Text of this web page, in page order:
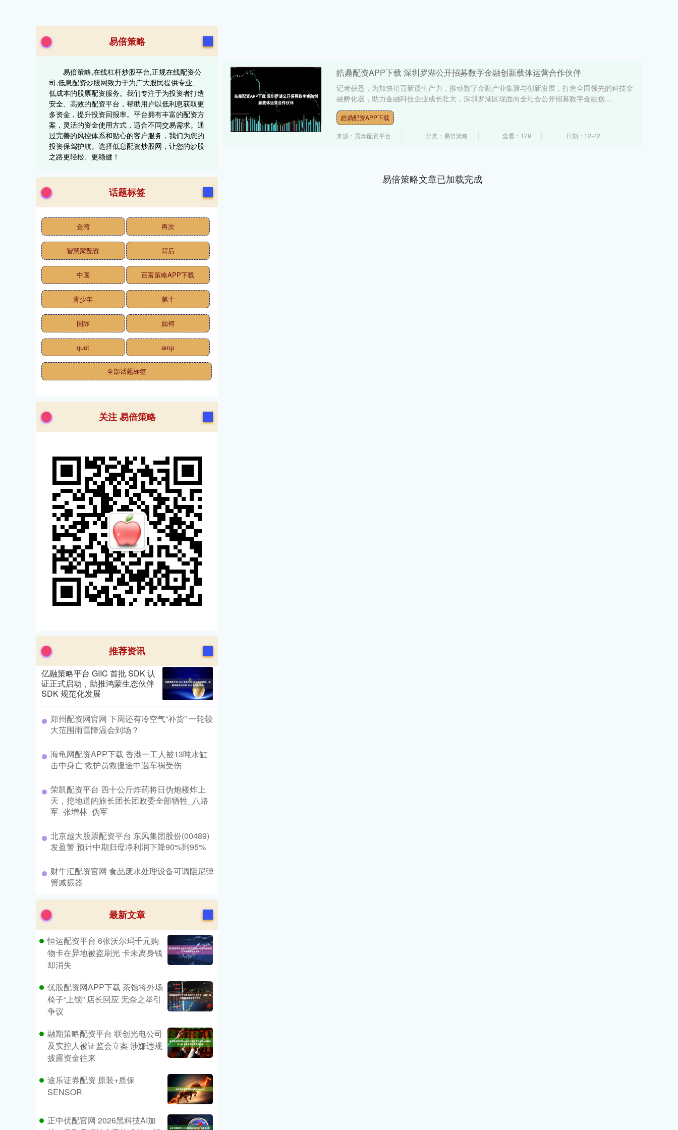
皓鼎配资APP下载 深圳罗湖公开招募数字金融创新载体运营合作伙伴
记者获悉，为加快培育新质生产力，推动数字金融产业集聚与创新发展，打造全国领先的科技金
融孵化器，助力金融科技企业成长壮大，深圳罗湖区现面向全社会公开招募数字金融创....
皓鼎配资APP下载
来源：震烨配资平台 分类：易倍策略 查看：129 日期：12-22
易倍策略文章已加载完成
易倍策略
易倍策略,在线杠杆炒股平台,正规在线配资公
司,低息配资炒股网致力于为广大股民提供专业、
低成本的股票配资服务。我们专注于为投资者打造
安全、高效的配资平台，帮助用户以低利息获取更
多资金，提升投资回报率。平台拥有丰富的配资方
案，灵活的资金使用方式，适合不同交易需求。通
过完善的风控体系和贴心的客户服务，我们为您的
投资保驾护航。选择低息配资炒股网，让您的炒股
之路更轻松、更稳健！
话题标签
金湾 再次
智慧家配资 背后
中国 百富策略APP下载
青少年 第十
国际 如何
quot amp
全部话题标签
关注 易倍策略
推荐资讯
亿融策略平台 GIIC 首批 SDK 认
证正式启动，助推鸿蒙生态伙伴
SDK 规范化发展
​郑州配资网官网 下周还有冷空气“补货” 一轮较
大范围雨雪降温会到场？
​海龟网配资APP下载 香港一工人被13吨水缸
击中身亡 救护员救援途中遇车祸受伤
​荣凯配资平台 四十公斤炸药将日伪炮楼炸上
天，挖地道的旅长团长团政委全部牺牲_八路
军_张增林_伪军
​北京越大股票配资平台 东风集团股份(00489)
发盈警 预计中期归母净利润下降90%到95%
​财牛汇配资官网 食品废水处理设备可调阻尼弹
簧减振器
最新文章
恒运配资平台 6张沃尔玛千元购
物卡在异地被盗刷光 卡未离身钱
却消失
优股配资网APP下载 茶馆将外场
椅子“上锁” 店长回应 无奈之举引
争议
融期策略配资平台 联创光电公司
及实控人被证监会立案 涉嫌违规
披露资金往来
途乐证券配资 原装+质保
SENSOR
正中优配官网 2026黑科技AI加